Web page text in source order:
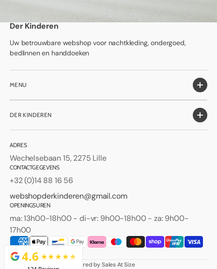
Der Kinderen
Uw betrouwbare webshop voor nachtkleding, ondergoed,
bedlinnen en handdoeken
MENU
DER KINDEREN
ADRES
Wechelsebaan 15, 2275 Lille
CONTACTGEGEVENS
+32 (0)14 88 16 56
webshopderkinderen@gmail.com
OPENINGSUREN
ma: 13h00-18h00 - di-vr: 9h00-18h00 - za: 9h00-
17h00
Facebook
Instagram
Powered by Sales At Size